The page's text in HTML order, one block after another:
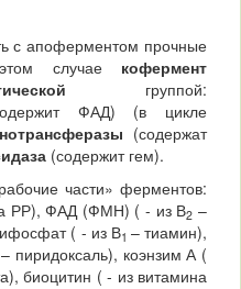
с апоферментом прочные
случае кофермент
группой:
ФАД) (в цикле
(содержат
(содержит гем).
части» ферментов:
РР), ФАД (ФМН) ( - из В2 –
( - из В1 – тиамин),
пиридоксаль), коэнзим А (
биоцитин ( - из витамина